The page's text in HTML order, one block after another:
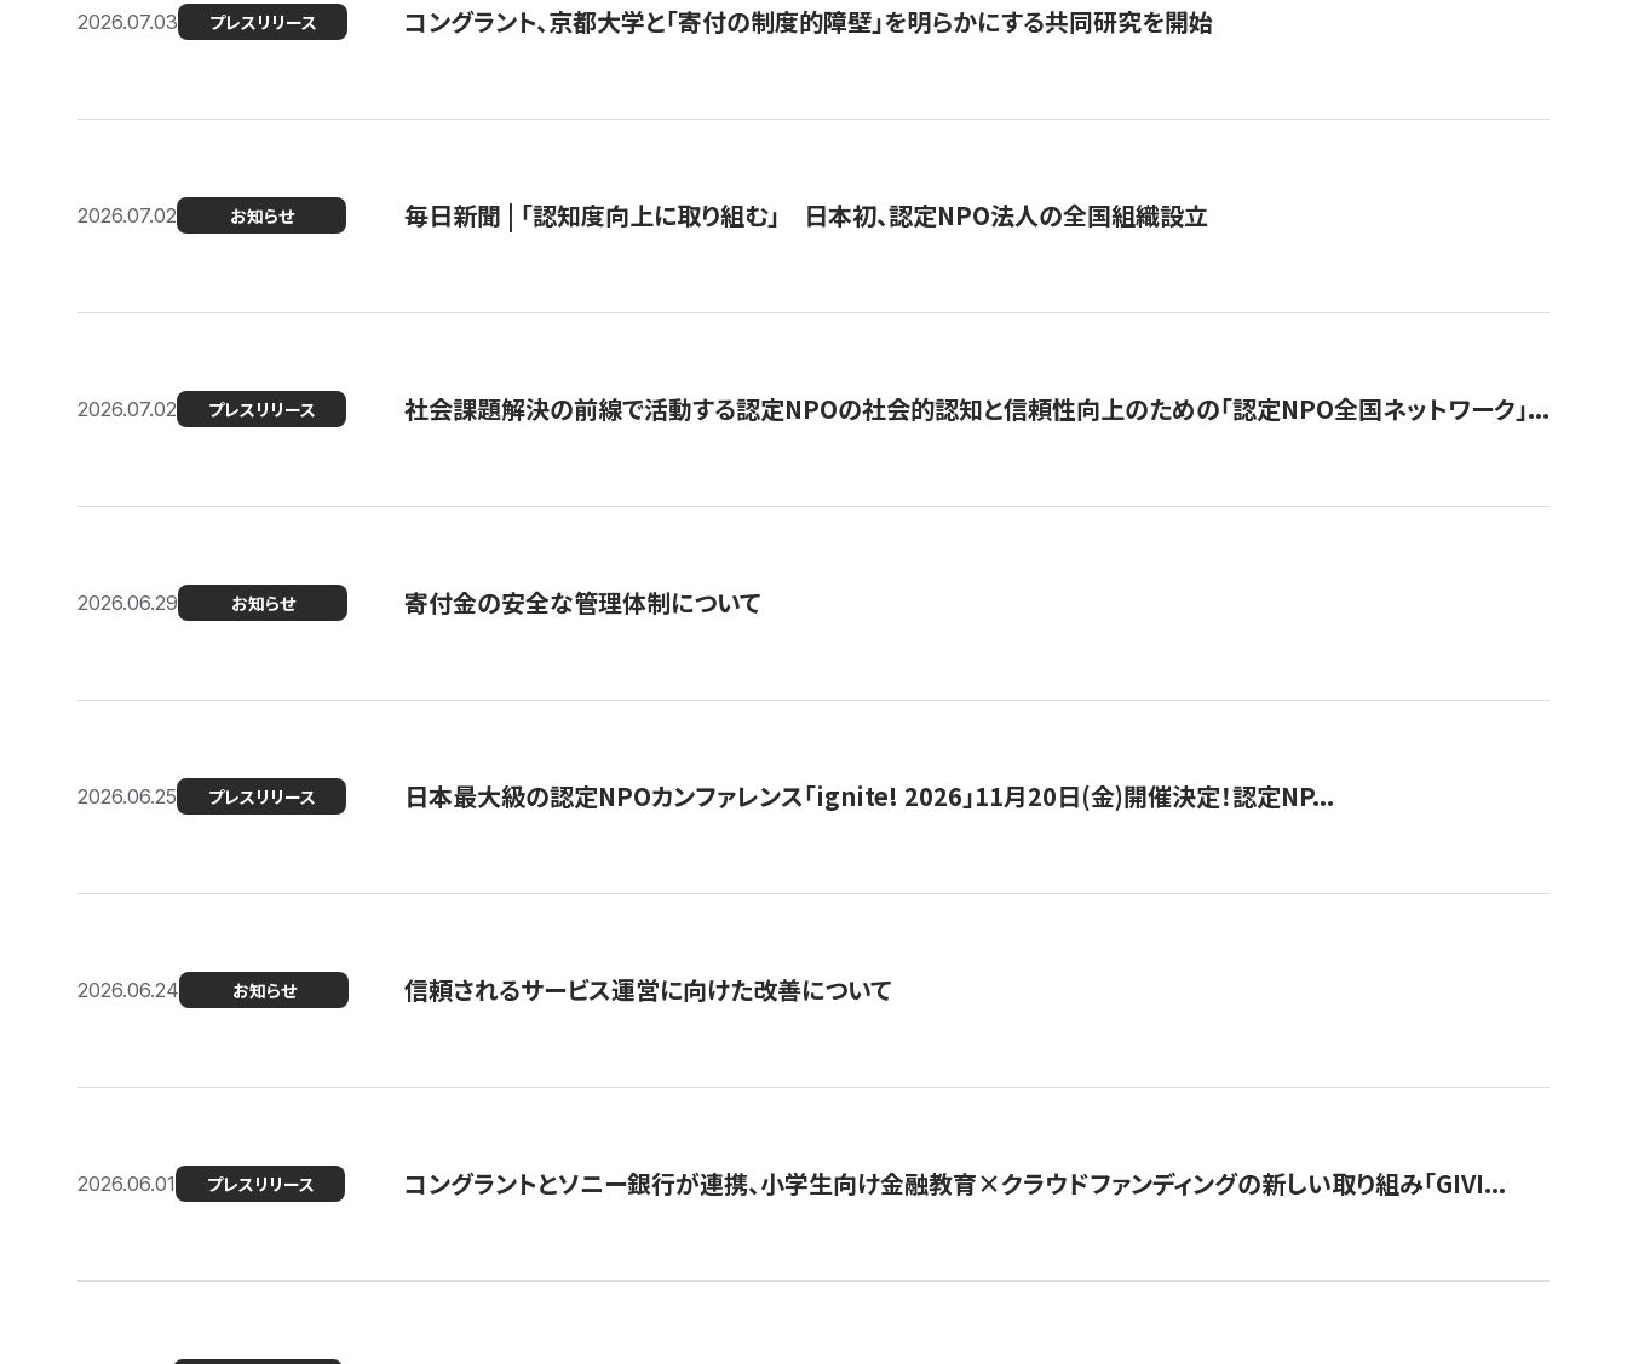
2026.07.03 プレスリリース コングラント、京都大学と「寄付の制度的障壁」を明らかにする共同研究を開始
2026.07.02 お知らせ 毎日新聞 | 「認知度向上に取り組む」 日本初、認定NPO法人の全国組織設立
2026.07.02 プレスリリース 社会課題解決の前線で活動する認定NPOの社会的認知と信頼性向上のための「認定NPO全国ネットワーク」...
2026.06.29 お知らせ 寄付金の安全な管理体制について
2026.06.25 プレスリリース 日本最大級の認定NPOカンファレンス「ignite! 2026」11月20日(金)開催決定！認定NP...
2026.06.24 お知らせ 信頼されるサービス運営に向けた改善について
2026.06.01 プレスリリース コングラントとソニー銀行が連携、小学生向け金融教育×クラウドファンディングの新しい取り組み「GIVI...